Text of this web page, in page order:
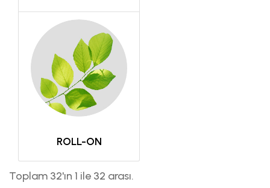
ROLL-ON
Toplam 32'ın 1 ile 32 arası.